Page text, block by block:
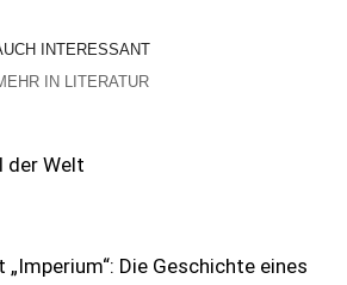
INTERESSANT
IN LITERATUR
der Welt
Die Geschichte eines